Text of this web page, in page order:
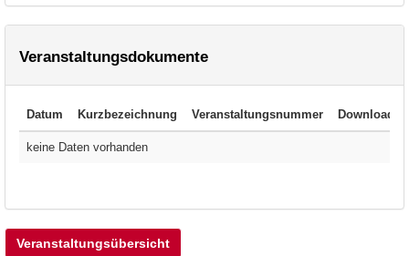
Veranstaltungsdokumente
Datum Kurzbezeichnung Veranstaltungsnummer Download
keine Daten vorhanden
Veranstaltungsübersicht